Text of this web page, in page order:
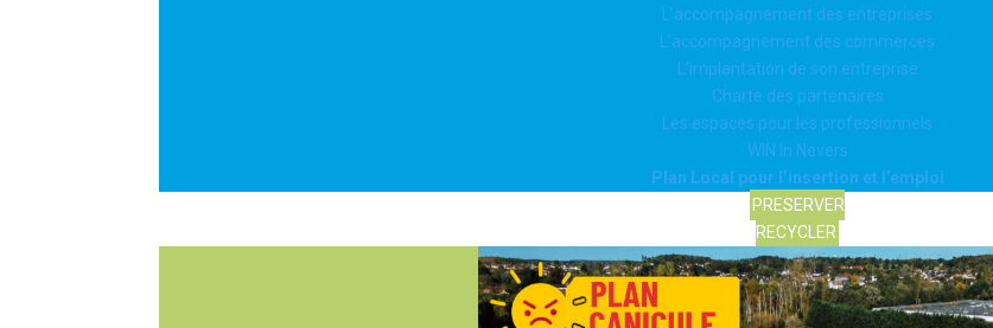
L’accompagnement des entreprises
L’accompagnement des commerces
L’implantation de son entreprise
Charte des partenaires
Les espaces pour les professionnels
WIN In Nevers
Plan Local pour l’insertion et l’emploi
PRESERVER
RECYCLER